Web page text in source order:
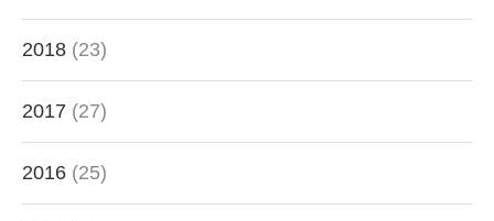
2018 (23)
2017 (27)
2016 (25)